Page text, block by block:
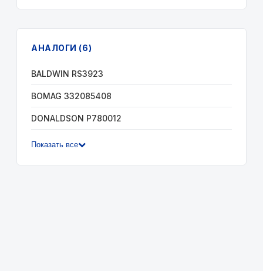
АНАЛОГИ (6)
BALDWIN RS3923
BOMAG 332085408
DONALDSON P780012
Показать все